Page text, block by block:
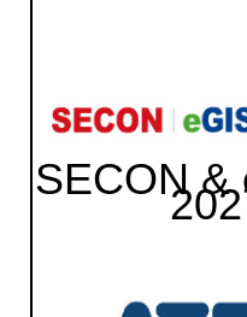
SECON &